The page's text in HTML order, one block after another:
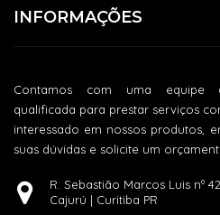
INFORMAÇÕES
Contamos com uma equipe
qualificada para prestar serviços
interessado em nossos produtos,
suas dúvidas e solicite um
R. Sebastião Marcos Luis nº
Cajurú | Curitiba PR